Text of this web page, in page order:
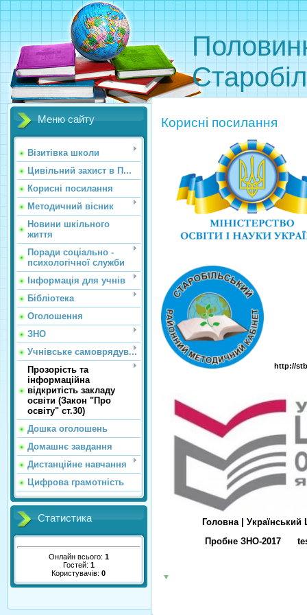
Меню сайту
Візитівка школи
Цивільний захист в П...
Корисні посилання
Методичний вісник
Новини шкільного
життя
Поради соціально -
психологічної служби
Інформація для учнів
Бібліотека
Оголошення
ЗНО
Учнівське самоврядув...
Прозорість та
інформаційна
відкритість закладу
освіти (Закон "Про
освіту" ст.30)
Дошка оголошень
Домашнє завдання
Дистанційне навчання
Цифрова грамотність
Статистика
Онлайн всього: 1
Гостей: 1
Користувачів:0
Корисні посилання
http://
Головна | Український
Пробне ЗНО-2017